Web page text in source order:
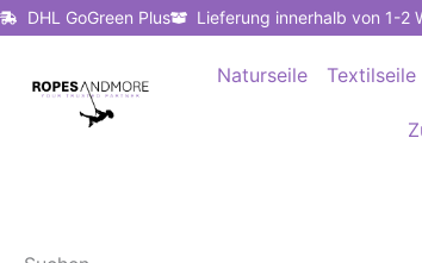
Zum
springen
DHL GoGreen Plus Lieferung innerhalb von 1-2
Naturseile Textilseile